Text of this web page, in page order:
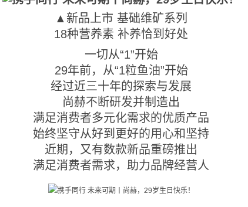
▲新品上市 基础维矿系列
18种营养素 补养恰到好处
一切从“1”开始
29年前，从“1粒鱼油”开始
经过近三十年的探索与发展
尚赫不断研发并制造出
满足消费者多元化需求的优质产品
始终坚守从好到更好的用心和坚持
近期，又有数款新品重磅推出
满足消费者需求，助力品牌经营人